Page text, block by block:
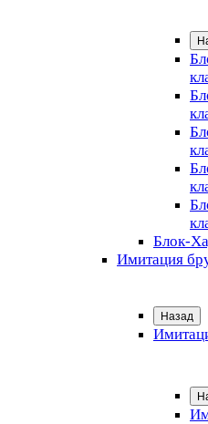
Блок-
Имитация
Назад